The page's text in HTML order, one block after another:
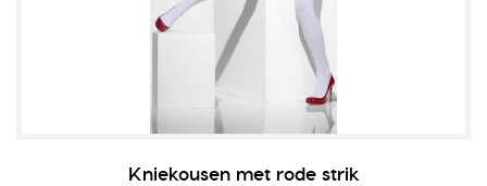
Kniekousen met rode strik